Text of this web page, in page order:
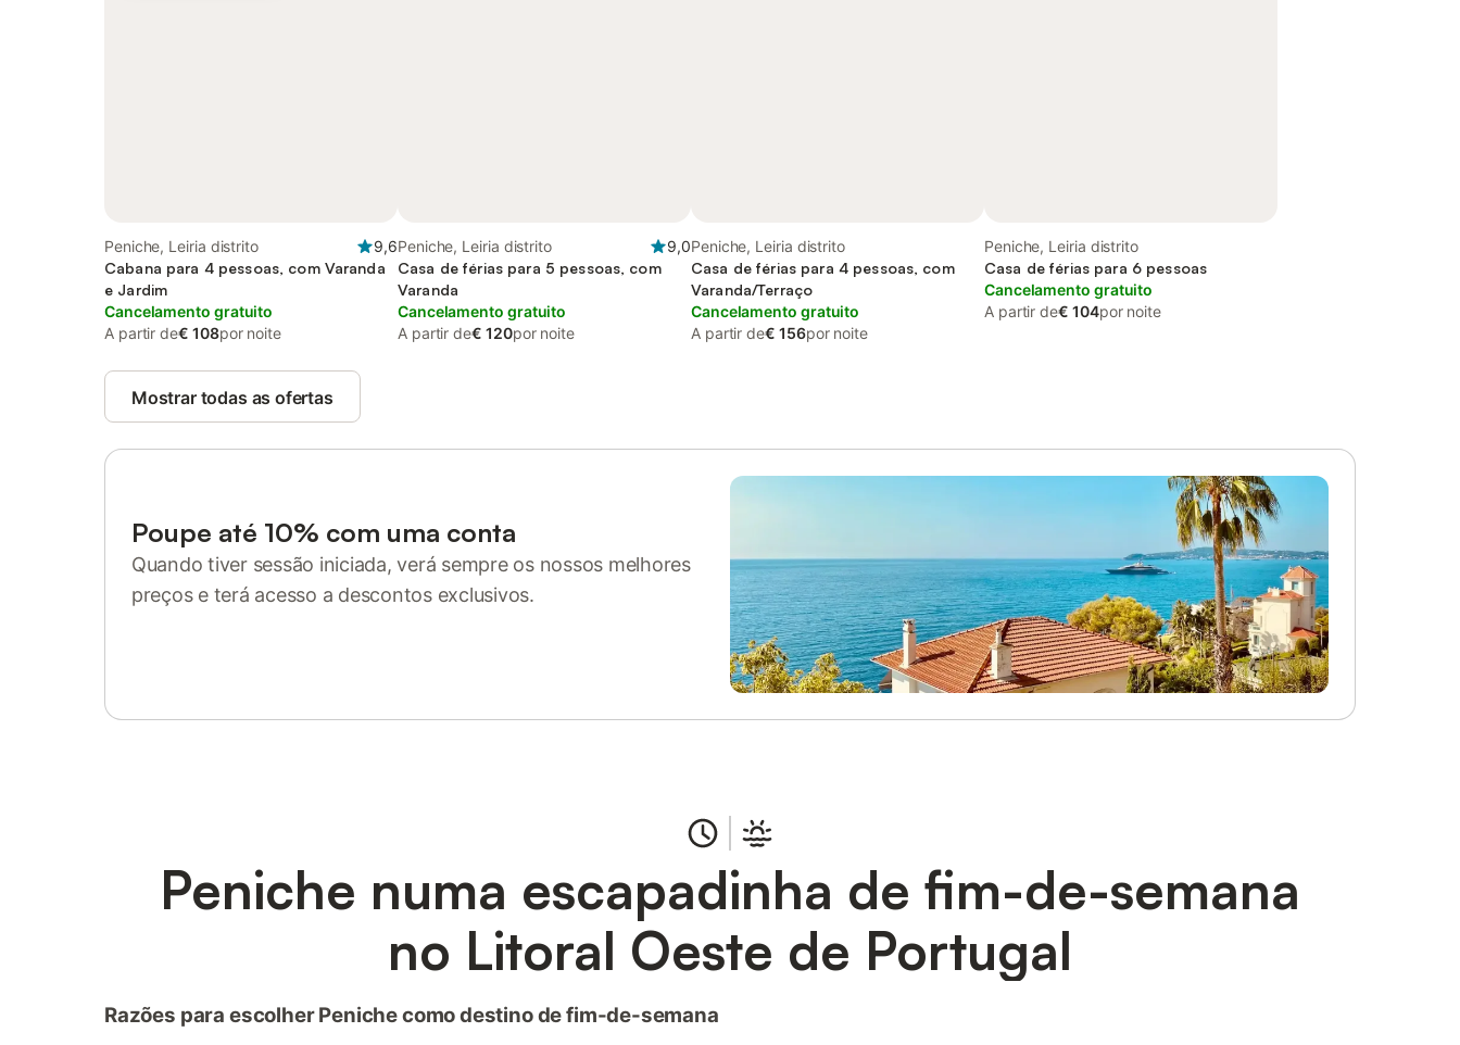
Peniche, Leiria distrito
9,6
Cabana para 4 pessoas, com Varanda
e Jardim
Cancelamento gratuito
A partir de€ 108por noite
Peniche, Leiria distrito
9,0
Casa de férias para 5 pessoas, com
Varanda
Cancelamento gratuito
A partir de€ 120por noite
Peniche, Leiria distrito
Casa de férias para 4 pessoas, com
Varanda/Terraço
Cancelamento gratuito
A partir de€ 156por noite
Peniche, Leiria distrito
Casa de férias para 6 pessoas
Cancelamento gratuito
A partir de€ 104por noite
Mostrar todas as ofertas
Poupe até 10% com uma conta
Quando tiver sessão iniciada, verá sempre os nossos melhores
preços e terá acesso a descontos exclusivos.
Peniche numa escapadinha de fim-de-semana
no Litoral Oeste de Portugal
Razões para escolher Peniche como destino de fim-de-semana